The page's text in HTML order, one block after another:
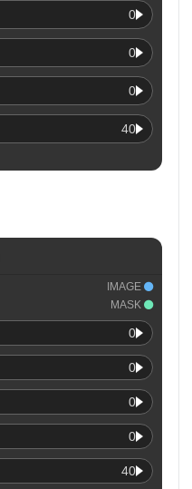
0
0
0
40
IMAGE
MASK
0
0
0
0
40